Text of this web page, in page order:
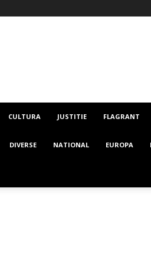
CULTURA JUSTITIE FLAGRANT
DIVERSE NATIONAL EUROPA